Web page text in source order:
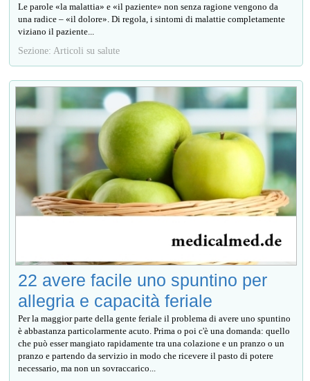
Le parole «la malattia» e «il paziente» non senza ragione vengono da
una radice – «il dolore». Di regola, i sintomi di malattie completamente
viziano il paziente...
Sezione: Articoli su salute
22 avere facile uno spuntino per
allegria e capacità feriale
Per la maggior parte della gente feriale il problema di avere uno spuntino
è abbastanza particolarmente acuto. Prima o poi c'è una domanda: quello
che può esser mangiato rapidamente tra una colazione e un pranzo o un
pranzo e partendo da servizio in modo che ricevere il pasto di potere
necessario, ma non un sovraccarico...